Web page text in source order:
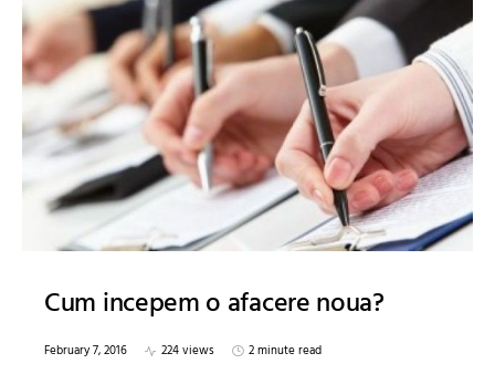
Cum incepem o afacere noua?
February 7, 2016 224 views
2 minute read